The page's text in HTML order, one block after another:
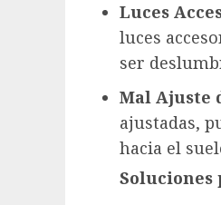
Luces
luces
ser
Mal Ajuste
ajustadas,
hacia el
Soluciones